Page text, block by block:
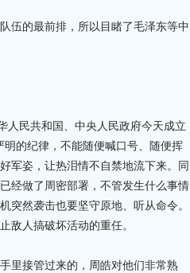
伍的最前排，所以目睹了毛泽东等中
人民共和国、中央人民政府今天成立
的纪律，不能随便喊口号、随便挥
军姿，让热泪情不自禁地流下来。同
经做了周密部署，不管发生什么事情
突然袭击也要坚守原地、听从命令。
敌人搞破坏活动的重任。
里接管过来的，周皓对他们非常熟